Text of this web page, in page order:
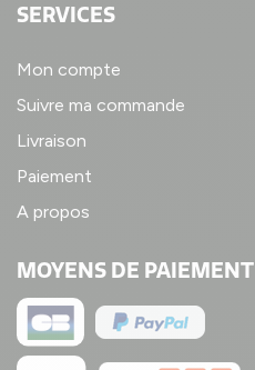
SERVICES
Mon compte
Suivre ma commande
Livraison
Paiement
A propos
MOYENS DE PAIEMENT